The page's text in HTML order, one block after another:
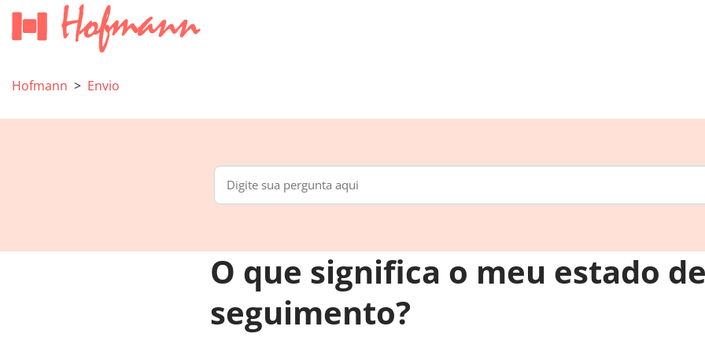
Hofmann Envio
O que significa o meu estado de
seguimento?